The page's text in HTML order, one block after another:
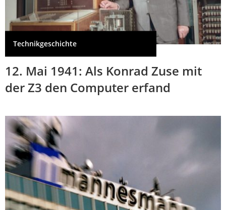
Technikgeschichte
12. Mai 1941: Als Konrad Zuse mit
der Z3 den Computer erfand